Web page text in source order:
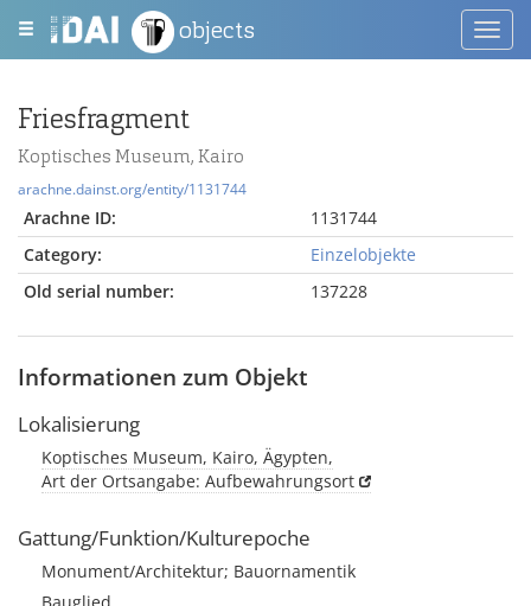
objects
Friesfragment
Koptisches Museum, Kairo
arachne.dainst.org/entity/1131744
Arachne ID:
1131744
Category:
Einzelobjekte
Old serial number:
137228
Informationen zum Objekt
Lokalisierung
Koptisches Museum, Kairo, Ägypten,
Art der Ortsangabe: Aufbewahrungsort
Gattung/Funktion/Kulturepoche
Monument/Architektur; Bauornamentik